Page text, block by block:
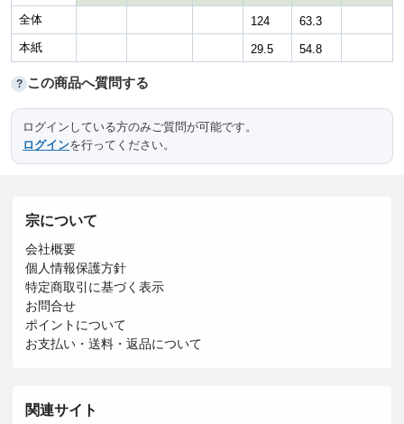
全体 124
63.3
本紙
29.5 54.8
? この商品へ質問する
ログインしている方のみご質問が可能です。
ログインを行ってください。
宗について
会社概要
個人情報保護方針
特定商取引に基づく表示
お問合せ
ポイントについて
お支払い・送料・返品について
関連サイト